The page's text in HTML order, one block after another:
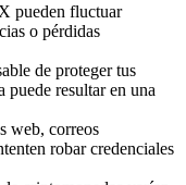
pueden fluctuar
o pérdidas
de proteger tus
puede resultar en una
web, correos
robar credenciales